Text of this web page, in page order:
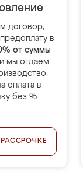
договор,
в
от суммы
мы отдаём
оплата в
без %.